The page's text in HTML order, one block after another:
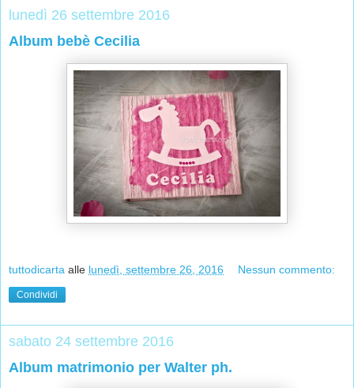
lunedì 26 settembre 2016
Album bebè Cecilia
tuttodicarta alle lunedì, settembre 26, 2016 Nessun commento:
Condividi
sabato 24 settembre 2016
Album matrimonio per Walter ph.